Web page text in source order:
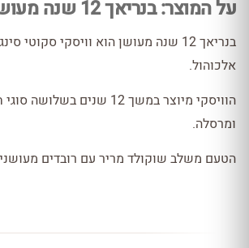
על המוצר: בנריאך 12 שנה מעושן
אלכוהול.
הוויסקי מיוצר במשך 12 שנים
ומרסלה.
הטעם משלב שוקולד מריר עם רובדים